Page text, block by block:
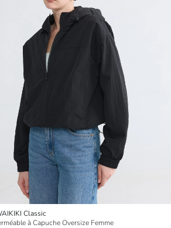
Classic
à Capuche Oversize Femme